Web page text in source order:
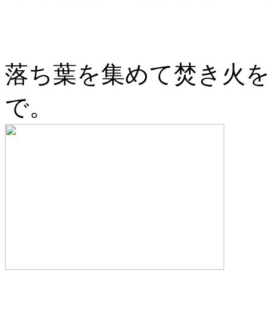
落ち葉を集めて焚き火
で。